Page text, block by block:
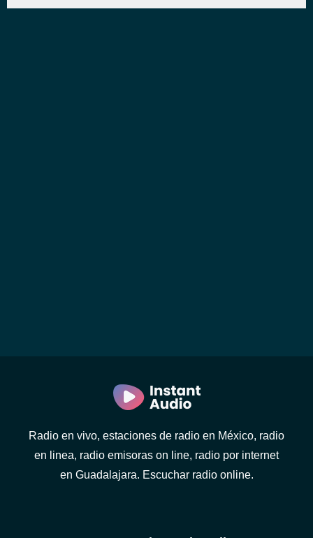
Radio en vivo, estaciones de radio en México, radio
en linea, radio emisoras on line, radio por internet
en Guadalajara. Escuchar radio online.